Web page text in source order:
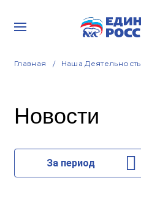
Главная Наша Деятельность
Новости
За период